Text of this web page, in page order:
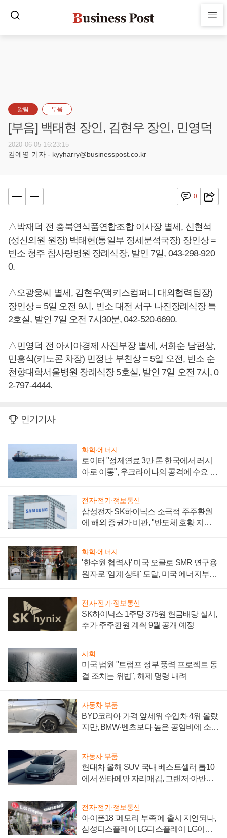
알림 부음
[부음] 백태현 장인, 김현우 장인, 민영덕
2020-06-05 16:23:15
김예영 기자 - kyyharry@businesspost.co.kr
0
△박재덕 전 충북연식품연합조합 이사장 별세, 신현석
(성신의원 원장) 백태현(통일부 정세분석국장) 장인상 =
빈소 청주 참사랑병원 장례식장, 발인 7일, 043-298-920
0.
△오광웅씨 별세, 김현우(맥키스컴퍼니 대외협력팀장)
장인상 = 5일 오전 9시, 빈소 대전 서구 나진장례식장 특
2호실, 발인 7일 오전 7시30분, 042-520-6690.
△민영덕 전 아시아경제 사진부장 별세, 서화순 남편상,
민홍식(키노콘 차장) 민정난 부친상 = 5일 오전, 빈소 순
천향대학서울병원 장례식장 5호실, 발인 7일 오전 7시, 0
2-797-4444.
인기기사
화학·에너지
로이터 "정제연료 3만 톤 한국에서 러시
아로 이동", 우크라이나의 공격에 수요 늘
전자·전기·정보통신
삼성전자 SK하이닉스 소극적 주주환원
에 해외 증권가 비판, "반도체 호황 지속
화학·에너지
'한수원 협력사' 미국 오클로 SMR 연구용
원자로 '임계 상태' 도달, 미국 에너지부
전자·전기·정보통신
SK하이닉스 1주당 375원 현금배당 실시,
추가 주주환원 계획 9월 공개 예정
사회
미국 법원 "트럼프 정부 풍력 프로젝트 동
결 조치는 위법", 해제 명령 내려
자동차·부품
BYD코리아 가격 앞세워 수입차 4위 올랐
지만, BMW·벤츠보다 높은 공임비에 소비
자동차·부품
현대차 올해 SUV 국내 베스트셀러 톱10
에서 싼타페만 자리매김, 그랜저·아반떼
전자·전기·정보통신
아이폰18 '메모리 부족'에 출시 지연되나,
삼성디스플레이 LG디스플레이 LG이노